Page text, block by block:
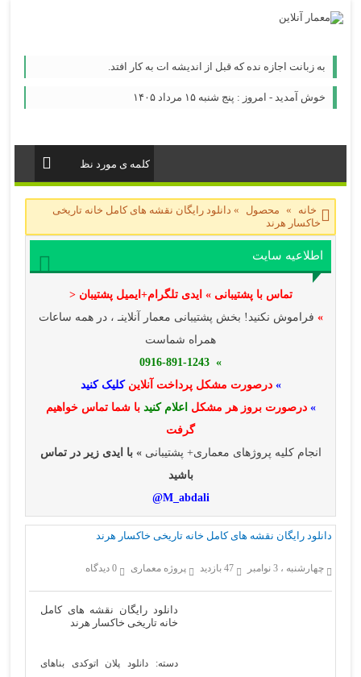
به زبانت اجازه نده که قبل از اندیشه ات به کار افتد.
خوش آمدید - امروز : پنج شنبه ۱۵ مرداد ۱۴۰۵
خانه » محصول » دانلود رایگان نقشه های کامل خانه تاریخی
خاکسار هرند
اطلاعیه سایت
تماس با پشتیبانی » ایدی تلگرام+ایمیل پشتیبان <
» فراموش نکنید! بخش پشتیبانی معمار آنلاینـ ، در همه ساعات
همراه شماست
» 0916-891-1243
» درصورت مشکل پرداخت آنلاینکلیک کنید
» درصورت بروز هر مشکل اعلام کنید با شما تماس خواهیم
گرفت
انجام کلیه پروژهای معماری+ پشتیبانی» با ایدی زیر در تماس
باشید
M_abdali@
دانلود رایگان نقشه های کامل خانه تاریخی خاکسار هرند
چهارشنبه ، 3 نوامبر 47 بازدید پروژه معماری 0 دیدگاه
دانلود رایگان نقشه های کامل
خانه تاریخی خاکسار هرند
دسته:دانلود پلان اتوکدی بناهای